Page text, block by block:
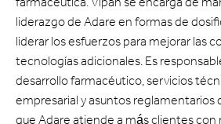
liderazgo de Adare en formas de
liderar los esfuerzos para mejorar las
tecnologías adicionales. Es
desarrollo farmacéutico, servicios
empresarial y asuntos reglamentarios
que Adare atiende a más clientes con